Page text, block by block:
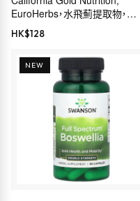
EuroHerbs，水飛薊提取物，
Euromed 品質，175 毫克，60 粒
素食膠囊
HK$128
NEW